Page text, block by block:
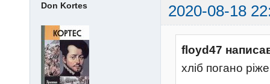
Don Kortes 2020-08-18
floyd47
хліб погано